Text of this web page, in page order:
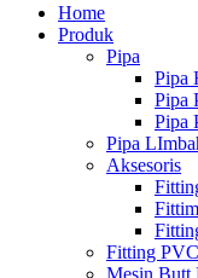
Home
Produk
Pipa
Pipa
Pipa
Pipa
Pipa
Aksesoris
Fitting PVC
Mesin Butt